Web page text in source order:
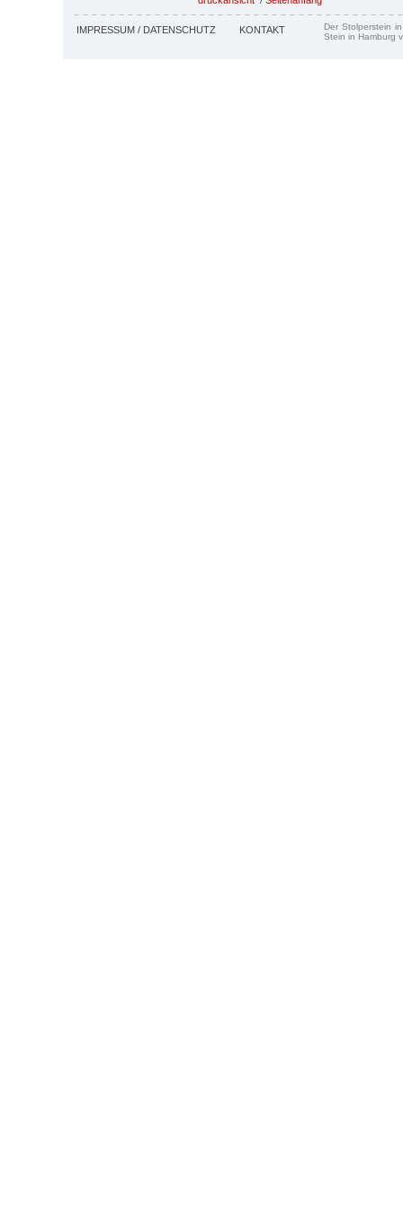
IMPRESSUM / DATENSCHUTZ KONTAKT
Der Stolperstein
Stein in Hamburg